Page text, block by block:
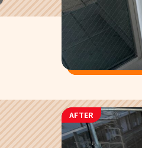
AFTER